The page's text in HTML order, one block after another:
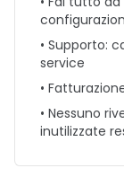
• Supporto:
service
•
• Nessuno
inutilizzate